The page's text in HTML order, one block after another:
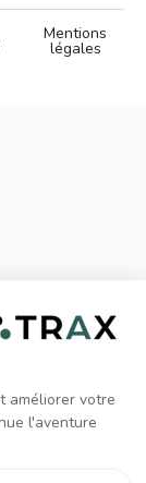
Mentions
légales